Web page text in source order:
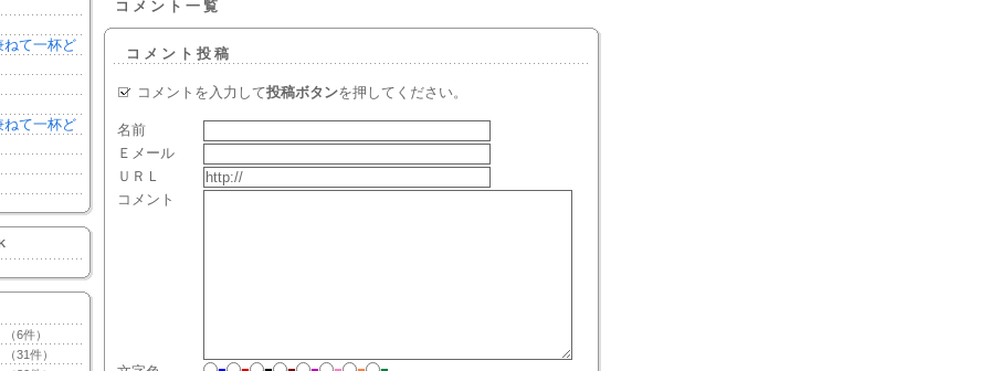
ねて一杯ど
ねて一杯ど
（6件）
（31件）
コメント一覧
コメント投稿
コメントを入力して投稿ボタンを押してください。
名前
Ｅメール
ＵＲＬ
コメント